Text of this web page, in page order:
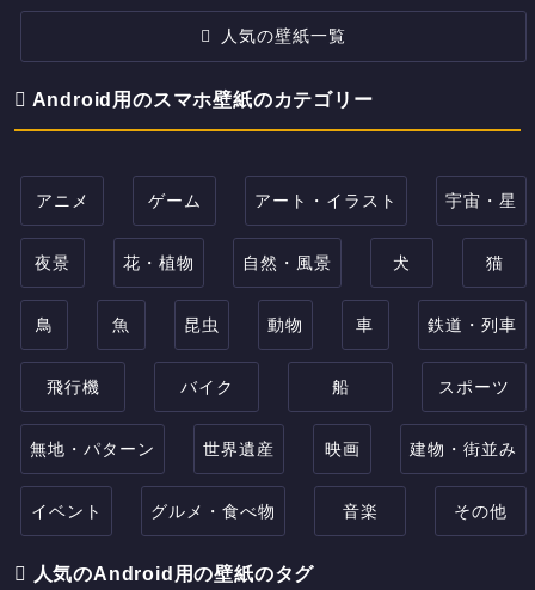
人気の壁紙一覧
Android用のスマホ壁紙のカテゴリー
アニメ ゲーム アート・イラスト 宇宙・星
夜景 花・植物 自然・風景 犬 猫
鳥 魚 昆虫 動物 車 鉄道・列車
飛行機 バイク 船 スポーツ
無地・パターン 世界遺産 映画 建物・街並み
イベント グルメ・食べ物 音楽 その他
人気のAndroid用の壁紙のタグ